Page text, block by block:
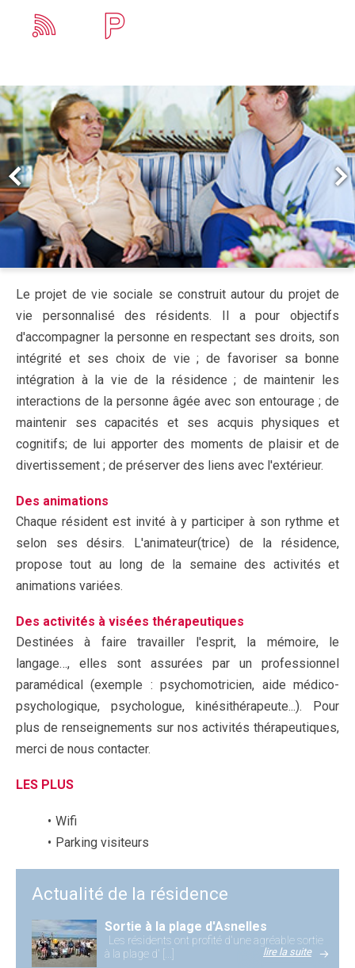
Le projet de vie sociale se construit autour du projet de
vie personnalisé des résidents. Il a pour objectifs
d'accompagner la personne en respectant ses droits, son
intégrité et ses choix de vie ; de favoriser sa bonne
intégration à la vie de la résidence ; de maintenir les
interactions de la personne âgée avec son entourage ; de
maintenir ses capacités et ses acquis physiques et
cognitifs; de lui apporter des moments de plaisir et de
divertissement ; de préserver des liens avec l'extérieur.
Des animations
Chaque résident est invité à y participer à son rythme et
selon ses désirs. L'animateur(trice) de la résidence,
propose tout au long de la semaine des activités et
animations variées.
Des activités à visées thérapeutiques
Destinées à faire travailler l'esprit, la mémoire, le
langage…, elles sont assurées par un professionnel
paramédical (exemple : psychomotricien, aide médico-
psychologique, psychologue, kinésithérapeute...). Pour
plus de renseignements sur nos activités thérapeutiques,
merci de nous contacter.
LES PLUS
Wifi
Parking visiteurs
Actualité de la résidence
Sortie à la plage d'Asnelles
Les résidents ont profité d'une agréable sortie
à la plage d' [...]
lire la suite